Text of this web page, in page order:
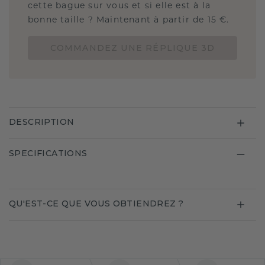
cette bague sur vous et si elle est à la
bonne taille ? Maintenant à partir de 15 €.
DESCRIPTION
SPECIFICATIONS
QU'EST-CE QUE VOUS OBTIENDREZ ?